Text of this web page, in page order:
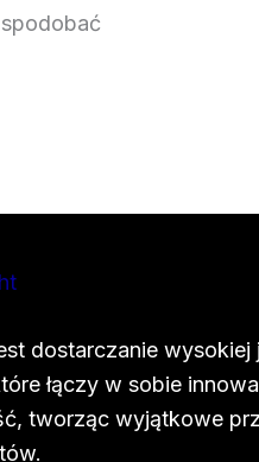
dostarczanie wysokiej
łączy w sobie
tworząc wyjątkowe